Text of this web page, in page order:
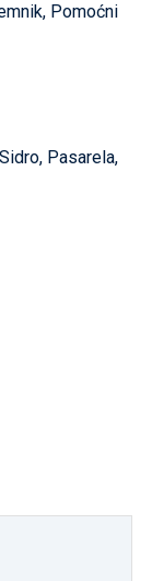
Pomoćni
Pasarela,